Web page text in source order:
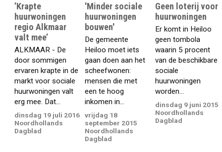
’Krapte
huurwoningen
regio Alkmaar
valt mee’
ALKMAAR - De
door sommigen
ervaren krapte in de
markt voor sociale
huurwoningen valt
erg mee. Dat...
dinsdag 19 juli 2016
Noordhollands
Dagblad
'Minder sociale
huurwoningen
bouwen'
De gemeente
Heiloo moet iets
gaan doen aan het
scheefwonen:
mensen die met
een te hoog
inkomen in...
vrijdag 18
september 2015
Noordhollands
Dagblad
Geen loterij voor
huurwoningen
Er komt in Heiloo
geen tombola
waarin 5 procent
van de beschikbare
sociale
huurwoningen
worden...
dinsdag 9 juni 2015
Noordhollands
Dagblad